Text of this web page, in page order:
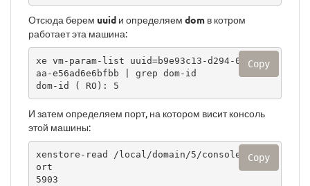
Отсюда берем uuid и определяем dom в котром
работает эта машина:
xe vm-param-list uuid=b9e93c13-d294-08d7-31
aa-e56ad6e6bfbb | grep dom-id
dom-id ( RO): 5
Copy
И затем определяем порт, на котором висит консоль
этой машины:
xenstore-read /local/domain/5/console/vnc-p
ort
5903
Copy